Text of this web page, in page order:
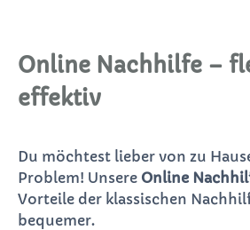
Online Nachhilfe –
effektiv
Du möchtest lieber von zu
Problem! Unsere Online
Vorteile der klassischen
bequemer.